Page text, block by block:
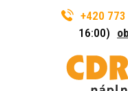
+420
16:00)